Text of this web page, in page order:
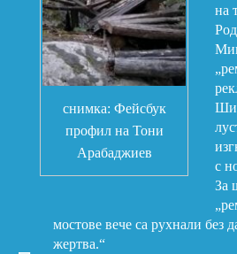
снимка: Фейсбук
профил на Тони
Арабаджиев
на
с
За
мостове вече са рухнали без
жертва.“